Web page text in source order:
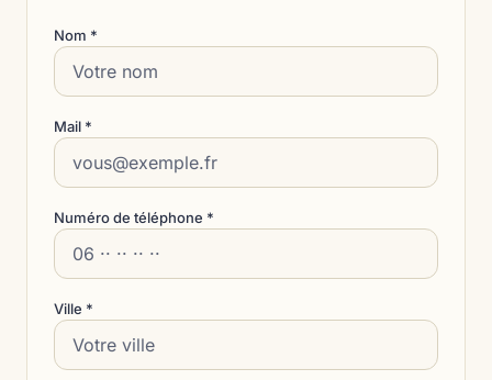
Nom *
Mail *
Numéro de téléphone *
Ville *